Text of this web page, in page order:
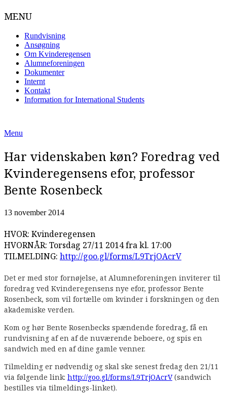
MENU
Rundvisning
Ansøgning
Om Kvinderegensen
Alumneforeningen
Dokumenter
Internt
Kontakt
Information for International Students
content
Menu
Har videnskaben køn? Foredrag ved
Kvinderegensens efor, professor
Bente Rosenbeck
13 november 2014
HVOR: Kvinderegensen
HVORNÅR: Torsdag 27/11 2014 fra kl. 17:00
TILMELDING: http://goo.gl/forms/L9TrjOAcrV
Det er med stor fornøjelse, at Alumneforeningen inviterer til
foredrag ved Kvinderegensens nye efor, professor Bente
Rosenbeck, som vil fortælle om kvinder i forskningen og den
akademiske verden.
Kom og hør Bente Rosenbecks spændende foredrag, få en
rundvisning af en af de nuværende beboere, og spis en
sandwich med en af dine gamle venner.
Tilmelding er nødvendig og skal ske senest fredag den 21/11
via følgende link: http://goo.gl/forms/L9TrjOAcrV(sandwich
bestilles via tilmeldings-linket).